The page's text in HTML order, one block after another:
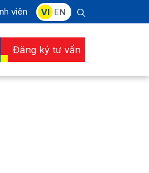
viên VI EN
Đăng ký tư vấn